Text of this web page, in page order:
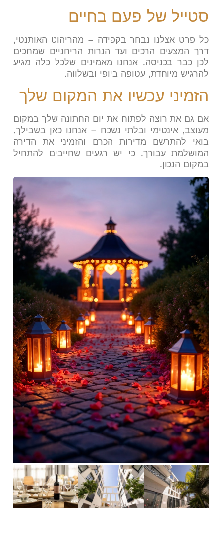
סטייל של פעם בחיים
כל פרט אצלנו נבחר בקפידה – מהריהוט האותנטי,
דרך המצעים הרכים ועד הנרות הריחניים שמחכים
לכן כבר בכניסה. אנחנו מאמינים שלכל כלה מגיע
להרגיש מיוחדת, עטופה ביופי ובשלווה.
הזמיני עכשיו את המקום שלך
אם גם את רוצה לפתוח את יום החתונה שלך במקום
מעוצב, אינטימי ובלתי נשכח – אנחנו כאן בשבילך.
בואי להתרשם מדירות הכרם והזמיני את הדירה
המושלמת עבורך. כי יש רגעים שחייבים להתחיל
במקום הנכון.